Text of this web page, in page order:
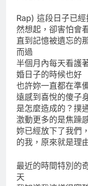
Rap) 這段日子已
然想起，卻害怕會
直到記憶被遺忘的
而過
半個月內每天看護
婚日子的時候也好
也許妳一直都在準
遠感到喜悅的傻子
是怎麼造成的？撲
激動更多的是焦躁
妳已經放下了我們
的我，原來就是理
最近的時間特別的
天